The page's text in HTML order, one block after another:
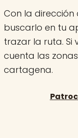
Con la dirección
buscarlo en tu
trazar la ruta. Si
cuenta las
cartagena.